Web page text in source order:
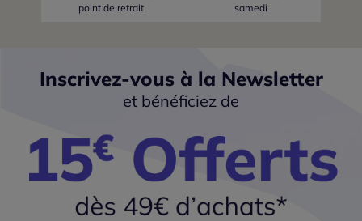
point de retrait
samedi
Inscrivez-vous à la Newsletter
et bénéficiez de